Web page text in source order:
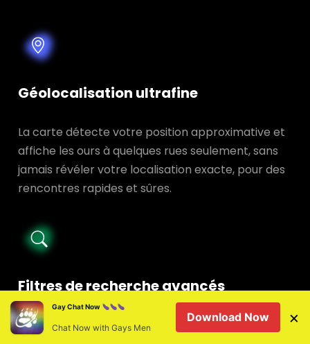
Géolocalisation ultrafine
La carte détecte votre position approximative et
affiche les ours à quelques rues seulement, sans
jamais révéler votre localisation exacte, pour des
rencontres rapides et sûres.
Filtres de recherche avancés
Âge, tribu, morphologie, intentions ou passions :
Gay Chat Now
Chat Now with Gays Men
Download Now ×